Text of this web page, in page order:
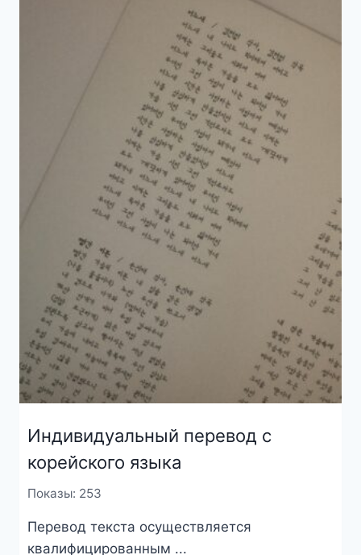
Индивидуальный перевод с
корейского языка
Показы: 253
Перевод текста осуществляется
квалифицированным ...